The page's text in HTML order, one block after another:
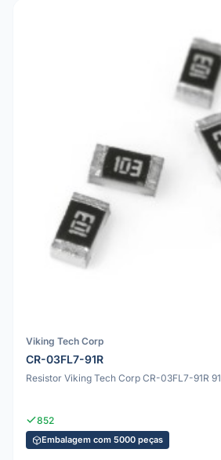
Viking Tech Corp
CR-03FL7-91R
Resistor Viking Tech Corp CR-03FL7-91R
852
Embalagem com 5000 peças